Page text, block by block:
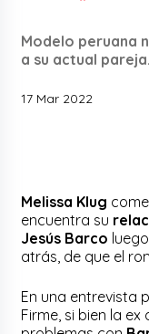
Modelo peruana
a su actual pareja.
17 Mar 2022
Melissa Klug
encuentra su
Jesús Barco
atrás, de que el
En una entrevista
Firme, si bien la ex